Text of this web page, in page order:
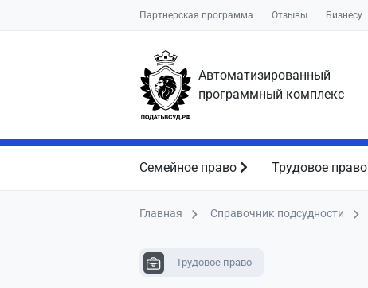
Партнерская программа Отзывы Бизнесу
Автоматизированный
программный комплекс
Семейное право Трудовое право
Главная Справочник подсудности
Трудовое право